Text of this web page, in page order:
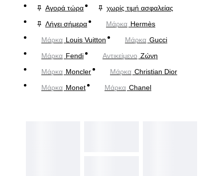
Αγορά τώρα
χωρίς τιμή ασφαλείας
Λήγει σήμερα
Μάρκα Hermès
Μάρκα Louis Vuitton Μάρκα Gucci
Μάρκα Fendi Αντικείμενο Ζώνη
Μάρκα Moncler Μάρκα Christian Dior
Μάρκα Monet Μάρκα Chanel